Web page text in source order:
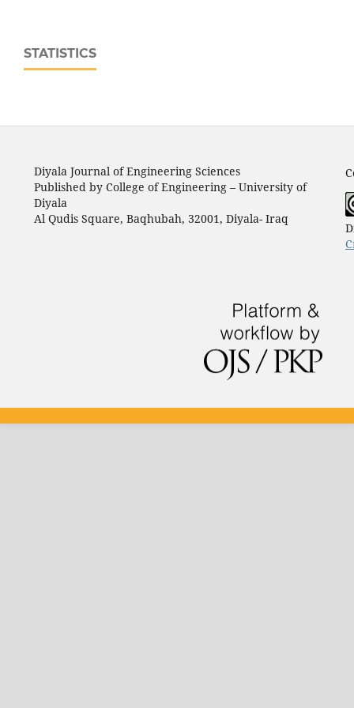
STATISTICS
Diyala Journal of Engineering Sciences
Published by College of Engineering – University of
Diyala
Al Qudis Square, Baqhubah, 32001, Diyala- Iraq